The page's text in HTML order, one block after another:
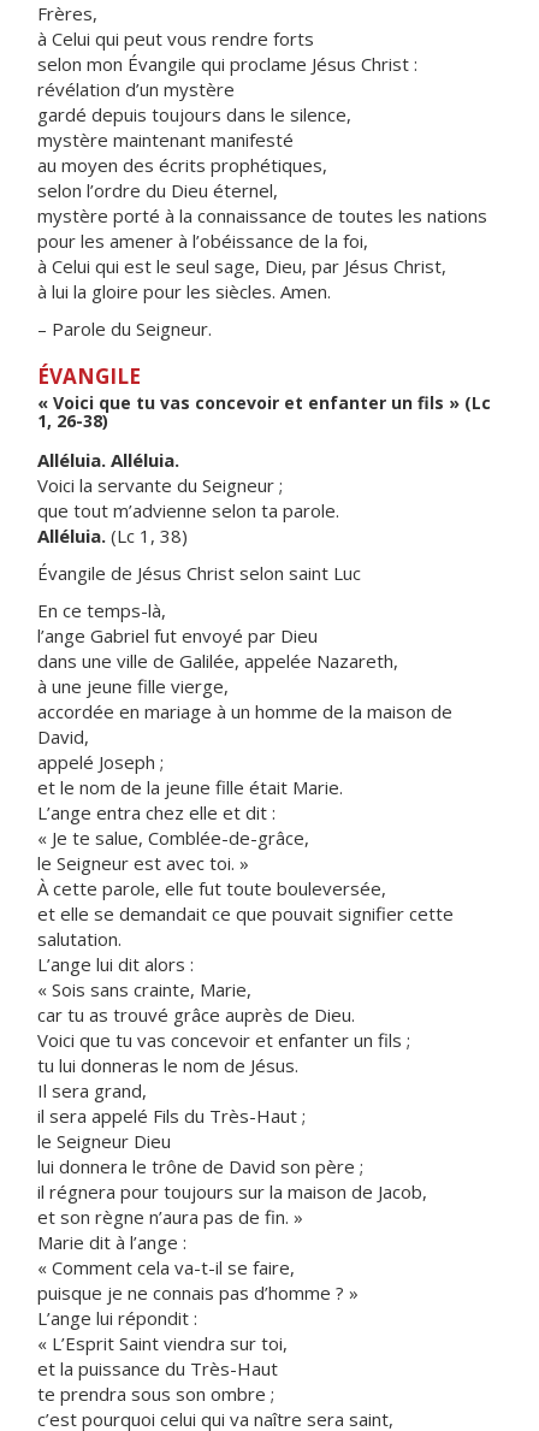
Frères,
à Celui qui peut vous rendre forts
selon mon Évangile qui proclame Jésus Christ :
révélation d’un mystère
gardé depuis toujours dans le silence,
mystère maintenant manifesté
au moyen des écrits prophétiques,
selon l’ordre du Dieu éternel,
mystère porté à la connaissance de toutes les nations
pour les amener à l’obéissance de la foi,
à Celui qui est le seul sage, Dieu, par Jésus Christ,
à lui la gloire pour les siècles. Amen.
– Parole du Seigneur.
ÉVANGILE
« Voici que tu vas concevoir et enfanter un fils » (Lc
1, 26-38)
Alléluia. Alléluia.
Voici la servante du Seigneur ;
que tout m’advienne selon ta parole.
Alléluia. (Lc 1, 38)
Évangile de Jésus Christ selon saint Luc
En ce temps-là,
l’ange Gabriel fut envoyé par Dieu
dans une ville de Galilée, appelée Nazareth,
à une jeune fille vierge,
accordée en mariage à un homme de la maison de
David,
appelé Joseph ;
et le nom de la jeune fille était Marie.
L’ange entra chez elle et dit :
« Je te salue, Comblée-de-grâce,
le Seigneur est avec toi. »
À cette parole, elle fut toute bouleversée,
et elle se demandait ce que pouvait signifier cette
salutation.
L’ange lui dit alors :
« Sois sans crainte, Marie,
car tu as trouvé grâce auprès de Dieu.
Voici que tu vas concevoir et enfanter un fils ;
tu lui donneras le nom de Jésus.
Il sera grand,
il sera appelé Fils du Très-Haut ;
le Seigneur Dieu
lui donnera le trône de David son père ;
il régnera pour toujours sur la maison de Jacob,
et son règne n’aura pas de fin. »
Marie dit à l’ange :
« Comment cela va-t-il se faire,
puisque je ne connais pas d’homme ? »
L’ange lui répondit :
« L’Esprit Saint viendra sur toi,
et la puissance du Très-Haut
te prendra sous son ombre ;
c’est pourquoi celui qui va naître sera saint,